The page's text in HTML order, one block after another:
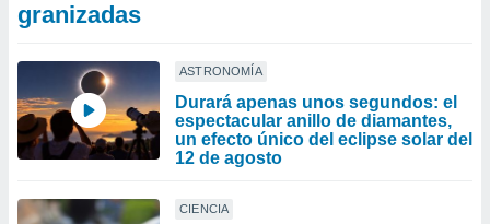
granizadas
ASTRONOMÍA
Durará apenas unos segundos: el
espectacular anillo de diamantes,
un efecto único del eclipse solar del
12 de agosto
CIENCIA